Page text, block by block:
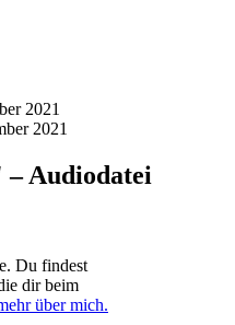
2021
2021
Audiodatei
Du findest
dir beim
über mich.